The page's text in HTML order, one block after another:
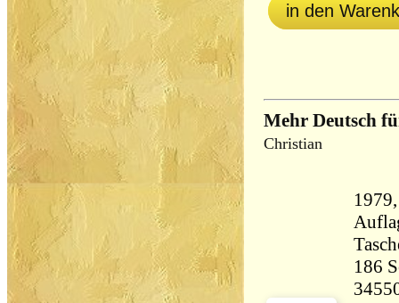
in den
Mehr Deutsch
Christian
186 Seiten